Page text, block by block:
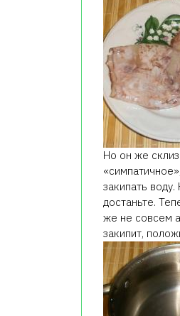
Но он же
закипать
достаньте.
же не совсем
закипит,